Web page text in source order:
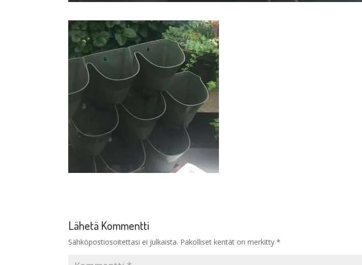
Lähetä Kommentti
Sähköpostiosoitettasi ei julkaista. Pakolliset kentät on merkitty*